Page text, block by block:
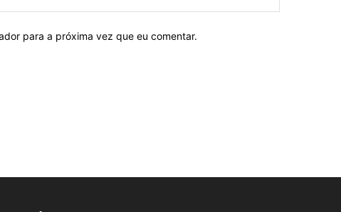
para a próxima vez que eu comentar.